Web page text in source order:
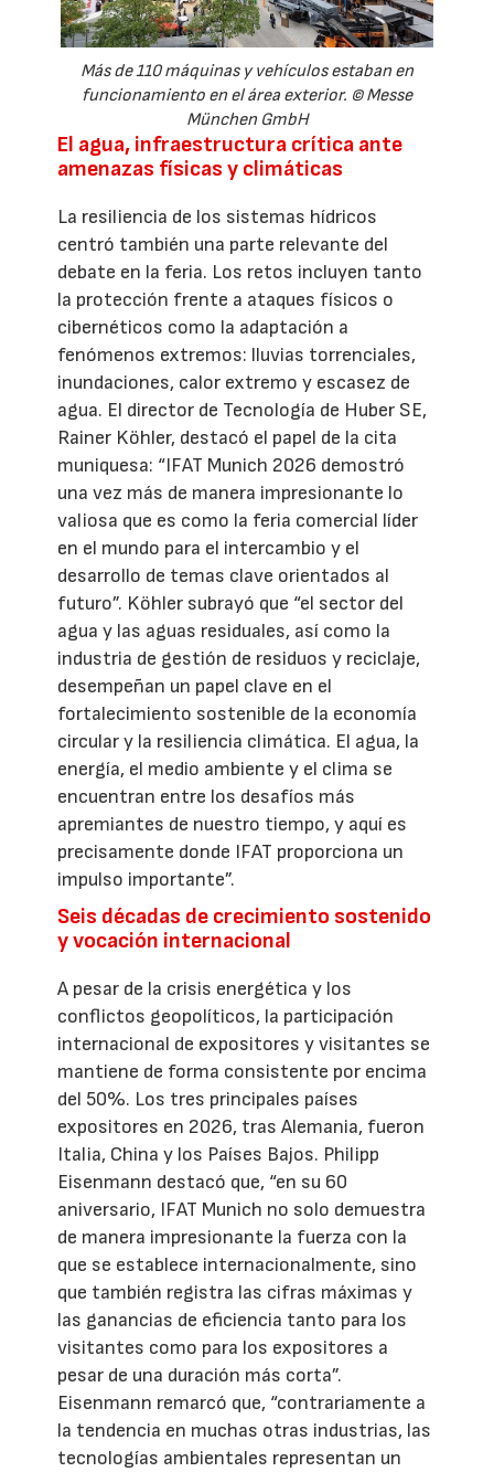
Más de 110 máquinas y vehículos estaban en
funcionamiento en el área exterior. © Messe
München GmbH
El agua, infraestructura crítica ante
amenazas físicas y climáticas
La resiliencia de los sistemas hídricos
centró también una parte relevante del
debate en la feria. Los retos incluyen tanto
la protección frente a ataques físicos o
cibernéticos como la adaptación a
fenómenos extremos: lluvias torrenciales,
inundaciones, calor extremo y escasez de
agua. El director de Tecnología de Huber SE,
Rainer Köhler, destacó el papel de la cita
muniquesa: “IFAT Munich 2026 demostró
una vez más de manera impresionante lo
valiosa que es como la feria comercial líder
en el mundo para el intercambio y el
desarrollo de temas clave orientados al
futuro”. Köhler subrayó que “el sector del
agua y las aguas residuales, así como la
industria de gestión de residuos y reciclaje,
desempeñan un papel clave en el
fortalecimiento sostenible de la economía
circular y la resiliencia climática. El agua, la
energía, el medio ambiente y el clima se
encuentran entre los desafíos más
apremiantes de nuestro tiempo, y aquí es
precisamente donde IFAT proporciona un
impulso importante”.
Seis décadas de crecimiento sostenido
y vocación internacional
A pesar de la crisis energética y los
conflictos geopolíticos, la participación
internacional de expositores y visitantes se
mantiene de forma consistente por encima
del 50%. Los tres principales países
expositores en 2026, tras Alemania, fueron
Italia, China y los Países Bajos. Philipp
Eisenmann destacó que, “en su 60
aniversario, IFAT Munich no solo demuestra
de manera impresionante la fuerza con la
que se establece internacionalmente, sino
que también registra las cifras máximas y
las ganancias de eficiencia tanto para los
visitantes como para los expositores a
pesar de una duración más corta”.
Eisenmann remarcó que, “contrariamente a
la tendencia en muchas otras industrias, las
tecnologías ambientales representan un